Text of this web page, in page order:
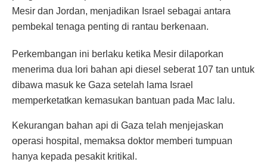
Mesir dan Jordan, menjadikan Israel sebagai antara
pembekal tenaga penting di rantau berkenaan.
Perkembangan ini berlaku ketika Mesir dilaporkan
menerima dua lori bahan api diesel seberat 107 tan untuk
dibawa masuk ke Gaza setelah lama Israel
memperketatkan kemasukan bantuan pada Mac lalu.
Kekurangan bahan api di Gaza telah menjejaskan
operasi hospital, memaksa doktor memberi tumpuan
hanya kepada pesakit kritikal.